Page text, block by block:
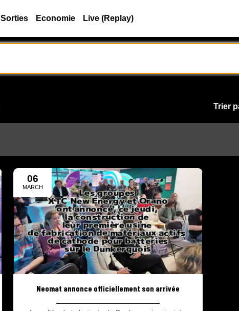
Sorties Economie Live (Replay)
Trier
06
MARCH
Neomat annonce officiellement son arrivée